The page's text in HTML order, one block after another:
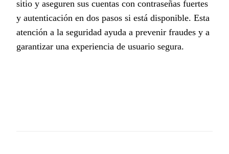
sitio y aseguren sus cuentas con contraseñas fuertes
y autenticación en dos pasos si está disponible. Esta
atención a la seguridad ayuda a prevenir fraudes y a
garantizar una experiencia de usuario segura.